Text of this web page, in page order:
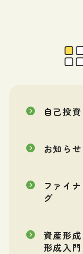
自己投資
お知らせ
ファイ
グ
資産形
形成入門